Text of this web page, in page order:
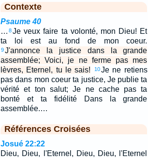
Contexte
Psaume 40
… 8Je veux faire ta volonté, mon Dieu! Et
ta loi est au fond de mon coeur.
9J'annonce la justice dans la grande
assemblée; Voici, je ne ferme pas mes
lèvres, Eternel, tu le sais!
10Je ne retiens
pas dans mon coeur ta justice, Je publie ta
vérité et ton salut; Je ne cache pas ta
bonté et ta fidélité Dans la grande
assemblée.…
Références Croisées
Josué 22:22
Dieu, Dieu, l'Eternel, Dieu, Dieu, l'Eternel